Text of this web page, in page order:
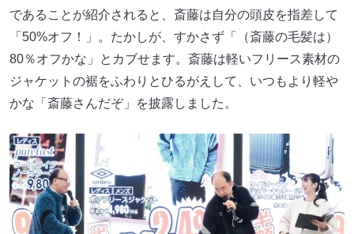
であることが紹介されると、斎藤は自分の頭皮を指差して
「50%オフ！」。たかしが、すかさず「（斎藤の毛髪は）
80％オフかな」とカブせます。斎藤は軽いフリース素材の
ジャケットの裾をふわりとひるがえして、いつもより軽や
かな「斎藤さんだぞ」を披露しました。